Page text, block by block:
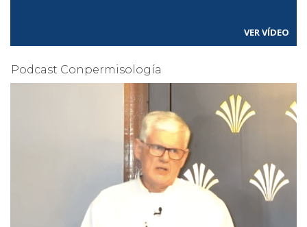
VER VÍDEO
Podcast Conpermisología